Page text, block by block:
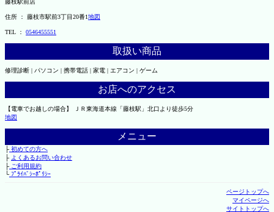
藤枝駅前店
住所 ： 藤枝市駅前3丁目20番1地図
TEL ： 0546455551
取扱い商品
修理診断 | パソコン | 携帯電話 | 家電 | エアコン | ゲーム
お店へのアクセス
【電車でお越しの場合】 ＪＲ東海道本線「藤枝駅」北口より徒歩5分
地図
メニュー
├初めての方へ
├ よくあるお問い合わせ
├ご利用規約
└ﾌﾟﾗｲﾊﾞｼｰﾎﾟﾘｼｰ
ページトップへ
マイページへ
サイトトップへ